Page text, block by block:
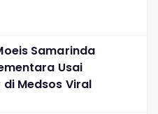
Samarinda
Usai
Medsos Viral